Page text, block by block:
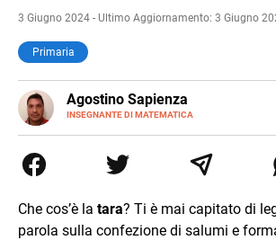
3 Giugno 2024 - Ultimo Aggiornamento: 3 Giugno
Primaria
Agostino Sapienza
INSEGNANTE DI MATEMATICA
E-
MAIL
LINKEDIN
Tommaso Gulli. Ho conseguito la
Relazioni Internazionali a Messina e
commercialisti sono stato chiamato
covid nella classe di insegnamento
Che cos’è la tara? Ti è mai capitato di
parola sulla confezione di salumi e